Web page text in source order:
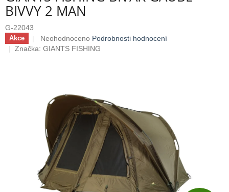
BIVVY 2 MAN
G-22043
Akce
Průměrné
hodnocení
hvězdiček.
Neohodnoceno Podrobnosti hodnocení
Značka: GIANTS FISHING